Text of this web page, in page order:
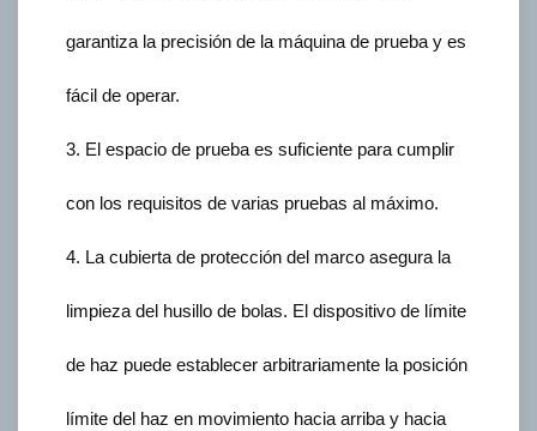
garantiza la precisión de la máquina de prueba y es
fácil de operar.
3. El espacio de prueba es suficiente para cumplir
con los requisitos de varias pruebas al máximo.
4. La cubierta de protección del marco asegura la
limpieza del husillo de bolas. El dispositivo de límite
de haz puede establecer arbitrariamente la posición
límite del haz en movimiento hacia arriba y hacia